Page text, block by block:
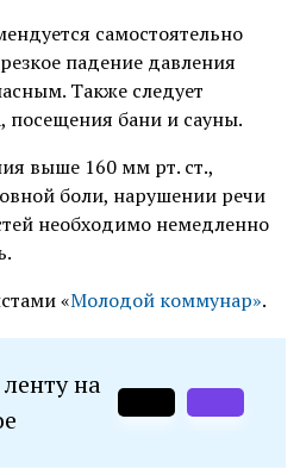
самостоятельно
падение давления
Также следует
посещения бани и сауны.
выше 160 мм рт. ст.,
боли, нарушении речи
необходимо немедленно
«Молодой коммунар».
на